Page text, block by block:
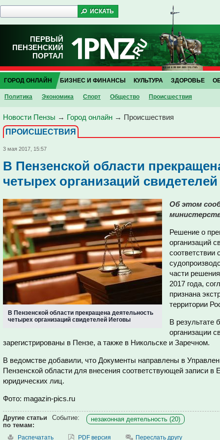
ПЕРВЫЙ
ПЕНЗЕНСКИЙ
ПОРТАЛ
ГОРОД ОНЛАЙН
Политика Экономика Спорт Общество Проиcшествия
БИЗНЕС И ФИНАНСЫ КУЛЬТУРА ЗДОРОВЬЕ
Новости Пензы → Город онлайн → Проиcшествия
ПРОИCШЕСТВИЯ
3 мая 2017, 15:57
В Пензенской области
четырех организаций
В Пензенской области прекращена деятельность
четырех организаций свидетелей Иеговы
Об этом
Решение о
организаций
соответствии
части
2017 года,
признана
территории
В результате
организации
зарегистрированы в Пензе, а также в Никольске и Заречном.
В ведомстве добавили, что Документы направлены в
Пензенской области для внесения соответствующей записи в
юридических лиц.
Фото: magazin-pics.ru
Другие статьи
по темам:
Событие: незаконная деятельность (20)
Распечатать PDF версия Переслать другу